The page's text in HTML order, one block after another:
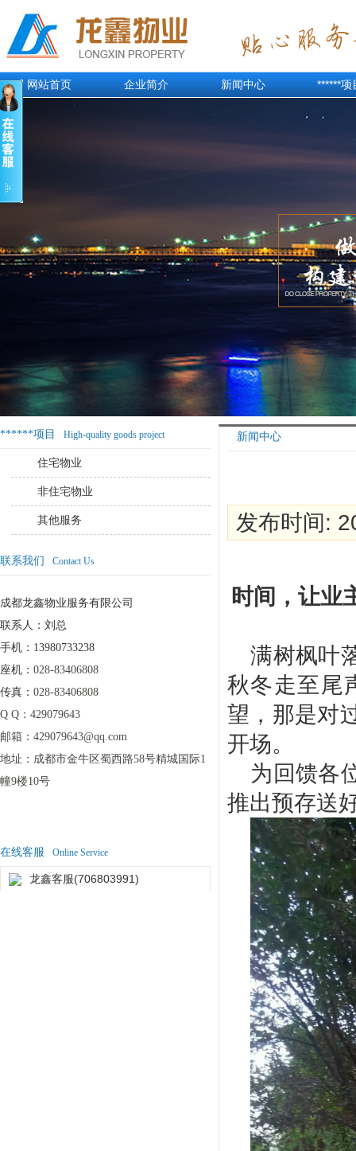
网站首页 企业简介 新闻中心 ******项
******项目 High-quality goods project
住宅物业
非住宅物业
其他服务
联系我们 Contact Us
成都龙鑫物业服务有限公司
联系人：刘总
手机：13980733238
座机： 028-83406808
传真： 028-83406808
Q Q： 429079643
邮箱： 429079643@qq.com
地址： 成都市金牛区蜀西路58号精城国际1
幢9楼10号
在线客服 Online Service
龙鑫客服(706803991)
新闻中心
发布时间:
时间，让业
满树枫叶
秋冬走至尾
望，那是对
开场。
为回馈各
推出预存送